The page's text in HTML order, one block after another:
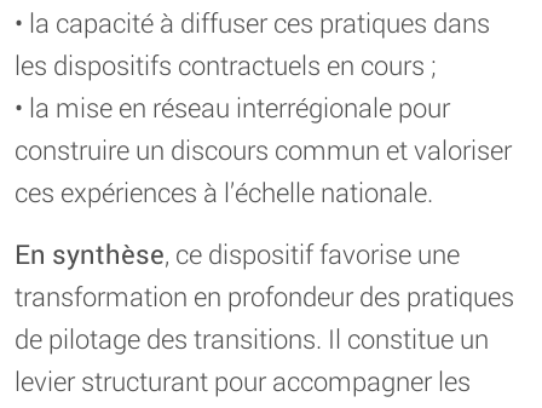
• la capacité à diffuser ces pratiques dans
les dispositifs contractuels en cours ;
• la mise en réseau interrégionale pour
construire un discours commun et valoriser
ces expériences à l’échelle nationale.
En synthèse, ce dispositif favorise une
transformation en profondeur des pratiques
de pilotage des transitions. Il constitue un
levier structurant pour accompagner les